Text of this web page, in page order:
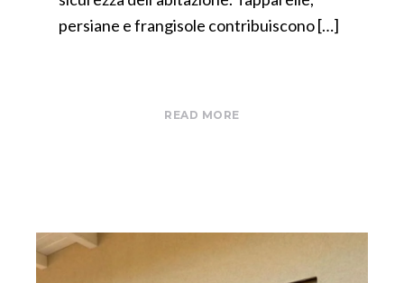
persiane e frangisole contribuiscono […]
READ MORE